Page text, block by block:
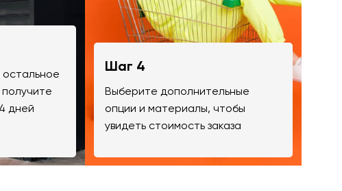
остальное
дней
Шаг 4
Выберите дополнительные
опции и материалы, чтобы
увидеть стоимость заказа